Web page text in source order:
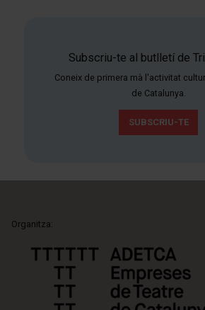
Subscriu-te al butlletí de
Coneix de primera mà l'activitat
de Catalunya.
SUBSCRIU-TE
Organitza: